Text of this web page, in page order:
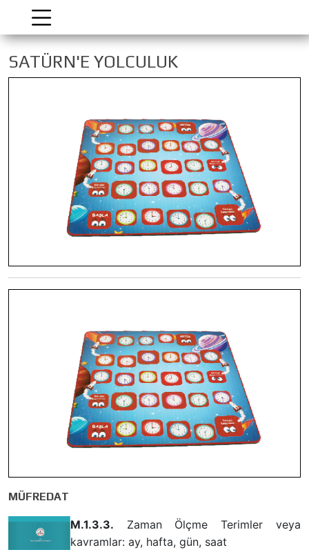
SATÜRN'E YOLCULUK
MÜFREDAT
M.1.3.3. Zaman Ölçme Terimler veya
kavramlar: ay, hafta, gün, saat